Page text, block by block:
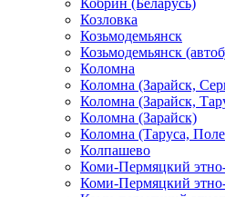
Кобрин (Беларусь)
Козловка
Козьмодемьянск
Козьмодемьянск
Коломна
Коломна (Зарайск,
Коломна (Зарайск,
Коломна (Зарайск)
Коломна (Таруса,
Колпашево
Коми-Пермяцкий
Коми-Пермяцкий